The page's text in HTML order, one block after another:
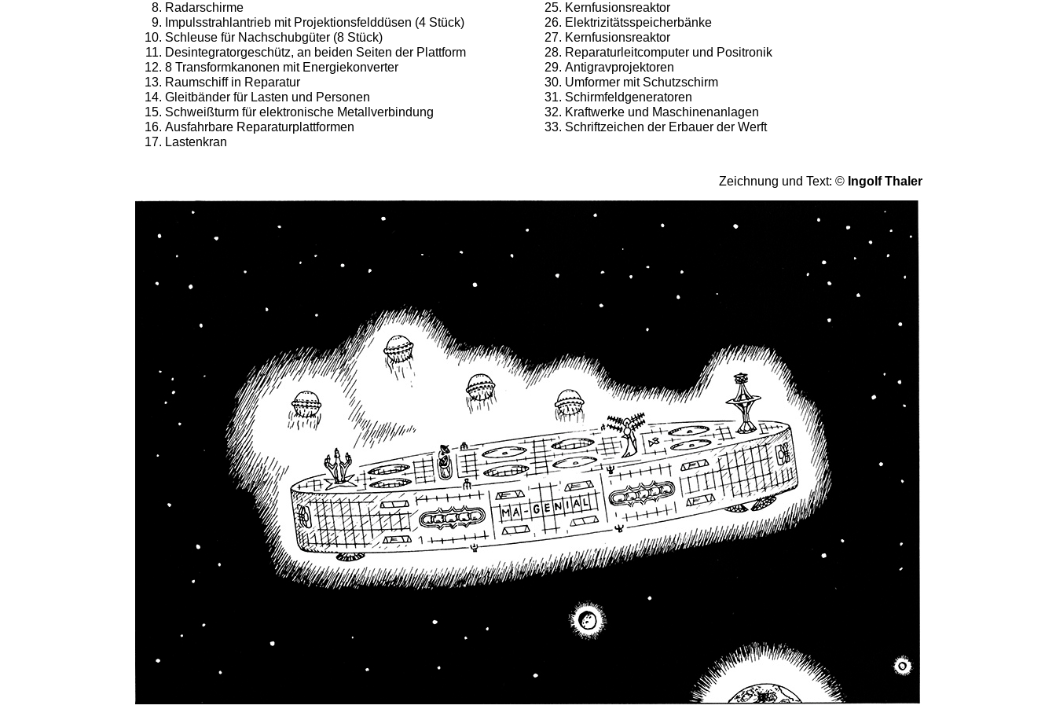
Radarschirme
Impulsstrahlantrieb mit Projektionsfelddüsen (4 Stück)
Schleuse für Nachschubgüter (8 Stück)
Desintegratorgeschütz, an beiden Seiten der Plattform
8 Transformkanonen mit Energiekonverter
Raumschiff in Reparatur
Gleitbänder für Lasten und Personen
Schweißturm für elektronische Metallverbin­dung
Ausfahrbare Reparaturplattformen
Lastenkran
Kernfusionsreaktor
Elektrizitätsspeicherbänke
Kernfusionsreaktor
Reparaturleitcomputer und Positronik
Antigravprojektoren
Umformer mit Schutzschirm
Schirmfeldgeneratoren
Kraftwerke und Maschinenanlagen
Schriftzeichen der Erbauer der Werft
Zeichnung und Text: © Ingolf Thaler